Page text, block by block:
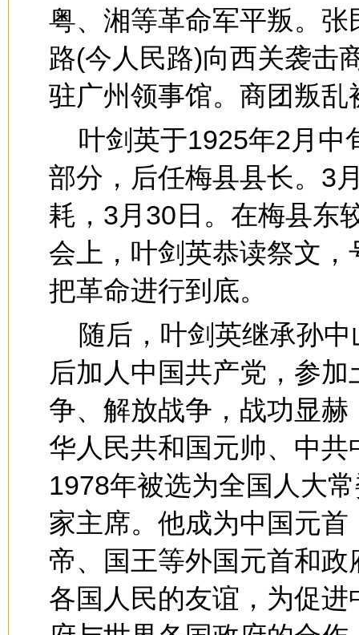
粤、湘等革命军平叛。
路(今人民路)向西关袭击
驻广州领事馆。商团叛乱
叶剑英于1925年2月中
部分，后任梅县县长。3
耗，3月30日。在梅县东
会上，叶剑英恭读祭文
把革命进行到底。
随后，叶剑英继承孙
后加人中国共产党，参
争、解放战争，战功显
华人民共和国元帅、中
1978年被选为全国人大
家主席。他成为中国元
帝、国王等外国元首和
各国人民的友谊，为促